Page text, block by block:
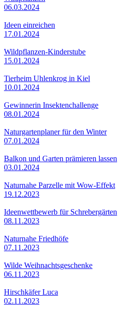
06.03.2024
Ideen einreichen
17.01.2024
Wildpflanzen-Kinderstube
15.01.2024
Tierheim Uhlenkrog in Kiel
10.01.2024
Gewinnerin Insektenchallenge
08.01.2024
Naturgartenplaner für den Winter
07.01.2024
Balkon und Garten prämieren lassen
03.01.2024
Naturnahe Parzelle mit Wow-Effekt
19.12.2023
Ideenwettbewerb für Schrebergärten
08.11.2023
Naturnahe Friedhöfe
07.11.2023
Wilde Weihnachtsgeschenke
06.11.2023
Hirschkäfer Luca
02.11.2023